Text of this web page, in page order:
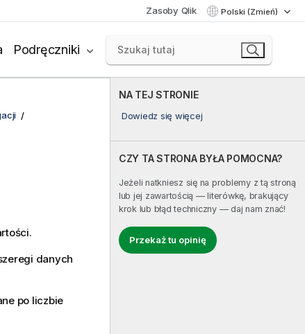
Zasoby Qlik Polski (Zmień)
Podręczniki
NA TEJ STRONIE
Dowiedz się więcej
CZY TA STRONA BYŁA POMOCNA?
Jeżeli natkniesz się na problemy z tą stroną
lub jej zawartością — literówkę, brakujący
krok lub błąd techniczny — daj nam znać!
Przekaż tu opinię
danych
po liczbie